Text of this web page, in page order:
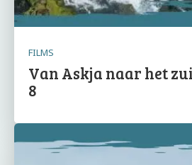
FILMS
Van Askja naar het
8